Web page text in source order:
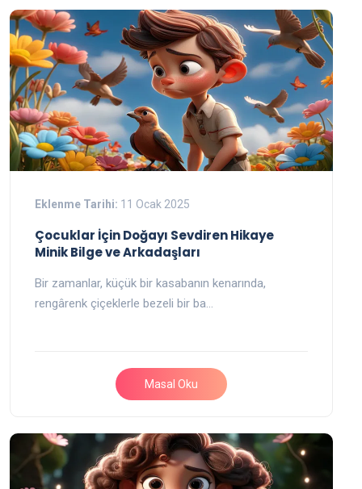
Eklenme Tarihi: 11 Ocak 2025
Çocuklar İçin Doğayı Sevdiren Hikaye
Minik Bilge ve Arkadaşları
Bir zamanlar, küçük bir kasabanın kenarında,
rengârenk çiçeklerle bezeli bir ba…
Masal Oku